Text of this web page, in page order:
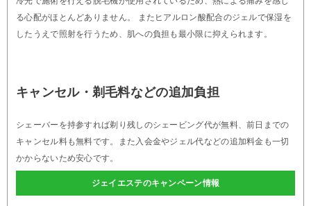
る心配がほとんどありません。 またヒアルロン酸配合のジェルで保湿を
したうえで照射を行うため、肌への負担も最小限に抑えられます。
キャンセル・剃毛料などの追加負担
シェーバーを持参すれば剃り残しのシェービング代が無料、前日までの
キャンセル料も無料です。また入会金やジェル代などの追加料金も一切
かからないため安心です。
ジェイエステのキャンペーン情報